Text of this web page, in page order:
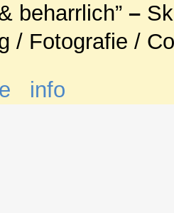
beharrlich” –
/ Fotografie /
info